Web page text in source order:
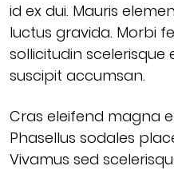
id ex dui. Mauris
luctus gravida. Morbi
sollicitudin scelerisque
suscipit accumsan.
Cras eleifend magna
Phasellus sodales
Vivamus sed